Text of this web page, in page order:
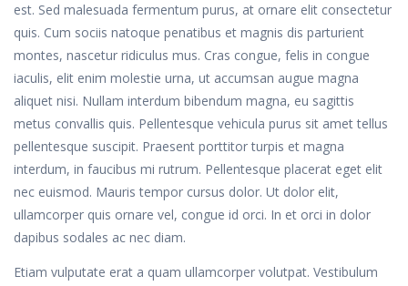
est. Sed malesuada fermentum purus, at ornare elit consectetur
quis. Cum sociis natoque penatibus et magnis dis parturient
montes, nascetur ridiculus mus. Cras congue, felis in congue
iaculis, elit enim molestie urna, ut accumsan augue magna
aliquet nisi. Nullam interdum bibendum magna, eu sagittis
metus convallis quis. Pellentesque vehicula purus sit amet tellus
pellentesque suscipit. Praesent porttitor turpis et magna
interdum, in faucibus mi rutrum. Pellentesque placerat eget elit
nec euismod. Mauris tempor cursus dolor. Ut dolor elit,
ullamcorper quis ornare vel, congue id orci. In et orci in dolor
dapibus sodales ac nec diam.
Etiam vulputate erat a quam ullamcorper volutpat. Vestibulum